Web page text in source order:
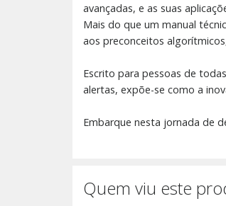
avançadas, e as suas
Mais do que um manual
aos preconceitos
Escrito para pessoas de
alertas, expõe-se como a
Embarque nesta jornada de
Quem viu este